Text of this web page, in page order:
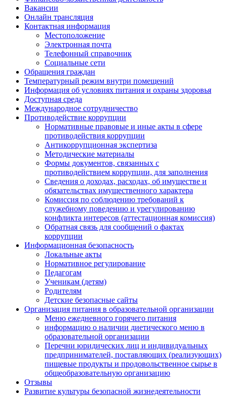
Вакансии
Онлайн трансляция
Контактная информация
Местоположение
Электронная почта
Телефонный справочник
Социальные сети
Обращения граждан
Температурный режим внутри помещений
Информация об условиях питания и охраны здоровья
Доступная среда
Международное сотрудничество
Противодействие коррупции
Нормативные правовые и иные акты в сфере
противодействия коррупции
Антикоррупционная экспертиза
Методические материалы
Формы документов, связанных с
противодействием коррупции, для заполнения
Сведения о доходах, расходах, об имуществе и
обязательствах имущественного характера
Комиссия по соблюдению требований к
служебному поведению и урегулированию
конфликта интересов (аттестационная комиссия)
Обратная связь для сообщений о фактах
коррупции
Информационная безопасность
Локальные акты
Нормативное регулирование
Педагогам
Ученикам (детям)
Родителям
Детские безопасные сайты
Организация питания в образовательной организации
Меню ежедневного горячего питания
информацию о наличии диетического меню в
образовательной организации
Перечни юридических лиц и индивидуальных
предпринимателей, поставляющих (реализующих)
пищевые продукты и продовольственное сырье в
общеобразовательную организацию
Отзывы
Развитие культуры безопасной жизнедеятельности